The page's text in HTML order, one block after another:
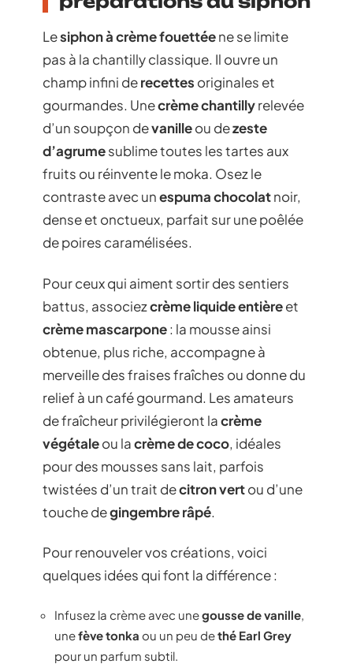
Lesiphon à crème fouettéene se limite
pas à la chantilly classique. Il ouvre un
champ infini derecettes originales et
gourmandes. Unecrème chantillyrelevée
d’un soupçon devanilleou dezeste
d’agrumesublime toutes les tartes aux
fruits ou réinvente le moka. Osez le
contraste avec unespuma chocolatnoir,
dense et onctueux, parfait sur une poêlée
de poires caramélisées.
Pour ceux qui aiment sortir des sentiers
battus, associezcrème liquide entièreet
crème mascarpone: la mousse ainsi
obtenue, plus riche, accompagne à
merveille des fraises fraîches ou donne du
relief à un café gourmand. Les amateurs
de fraîcheur privilégieront lacrème
végétaleou lacrème de coco, idéales
pour des mousses sans lait, parfois
twistées d’un trait decitron vertou d’une
touche degingembre râpé.
Pour renouveler vos créations, voici
quelques idées qui font la différence :
Infusez la crème avec unegousse de vanille
unefève tonka ou un peu dethé Earl Grey
pour un parfum subtil.